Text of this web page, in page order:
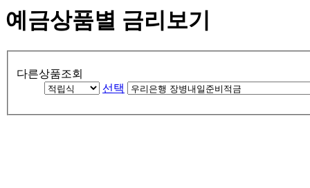
예금상품별 금리보기
다른상품조회
선택